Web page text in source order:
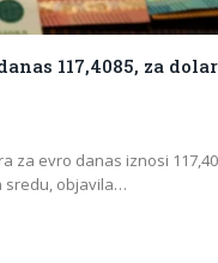
117,4085, za dolar
za evro danas iznosi
sredu, objavila…